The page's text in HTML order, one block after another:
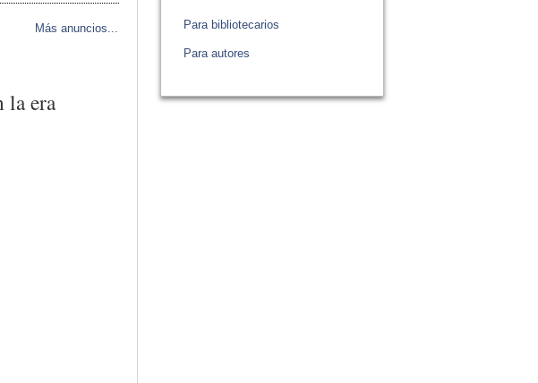
Para bibliotecarios
Para autores
Más anuncios...
la era